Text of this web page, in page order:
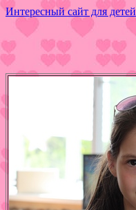
Интересный сайт для детей